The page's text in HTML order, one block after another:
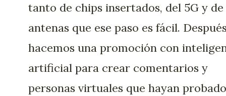
tanto de chips insertados, del 5G y de
antenas que ese paso es fácil.
hacemos una promoción con
artificial para crear comentarios y
personas virtuales que hayan probado